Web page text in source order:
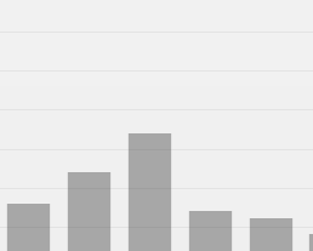
en la Reforma y el
Comonfort: trayectoria política,